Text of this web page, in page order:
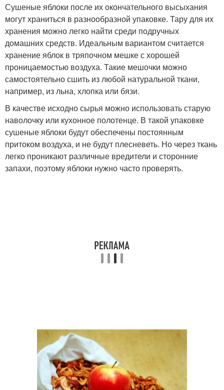
Сушеные яблоки после их окончательного высыхания
могут храниться в разнообразной упаковке. Тару для их
хранения можно легко найти среди подручных
домашних средств. Идеальным вариантом считается
хранение яблок в тряпочном мешке с хорошей
проницаемостью воздуха. Такие мешочки можно
самостоятельно сшить из любой натуральной ткани,
например, из льна, хлопка или бязи.
В качестве исходно сырья можно использовать старую
наволочку или кухонное полотенце. В такой упаковке
сушеные яблоки будут обеспечены постоянным
притоком воздуха, и не будут плесневеть. Но через ткань
легко проникают различные вредители и сторонние
запахи, поэтому яблоки нужно часто проверять.